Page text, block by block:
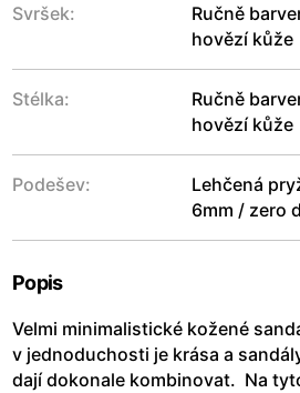
Svršek:
Ručně
hovězí kůže
Stélka:
Ručně
hovězí kůže
Podešev:
Lehčená
6mm / zero
Popis
Velmi minimalistické kožené
v jednoduchosti je krása a
dají dokonale kombinovat. Na